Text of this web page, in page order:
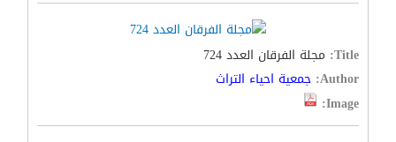
Title: مجلة الفرقان العدد 724
Author: جمعية احياء التراث
Image: